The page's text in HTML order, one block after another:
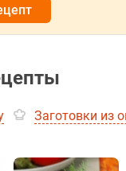
Заготовки из